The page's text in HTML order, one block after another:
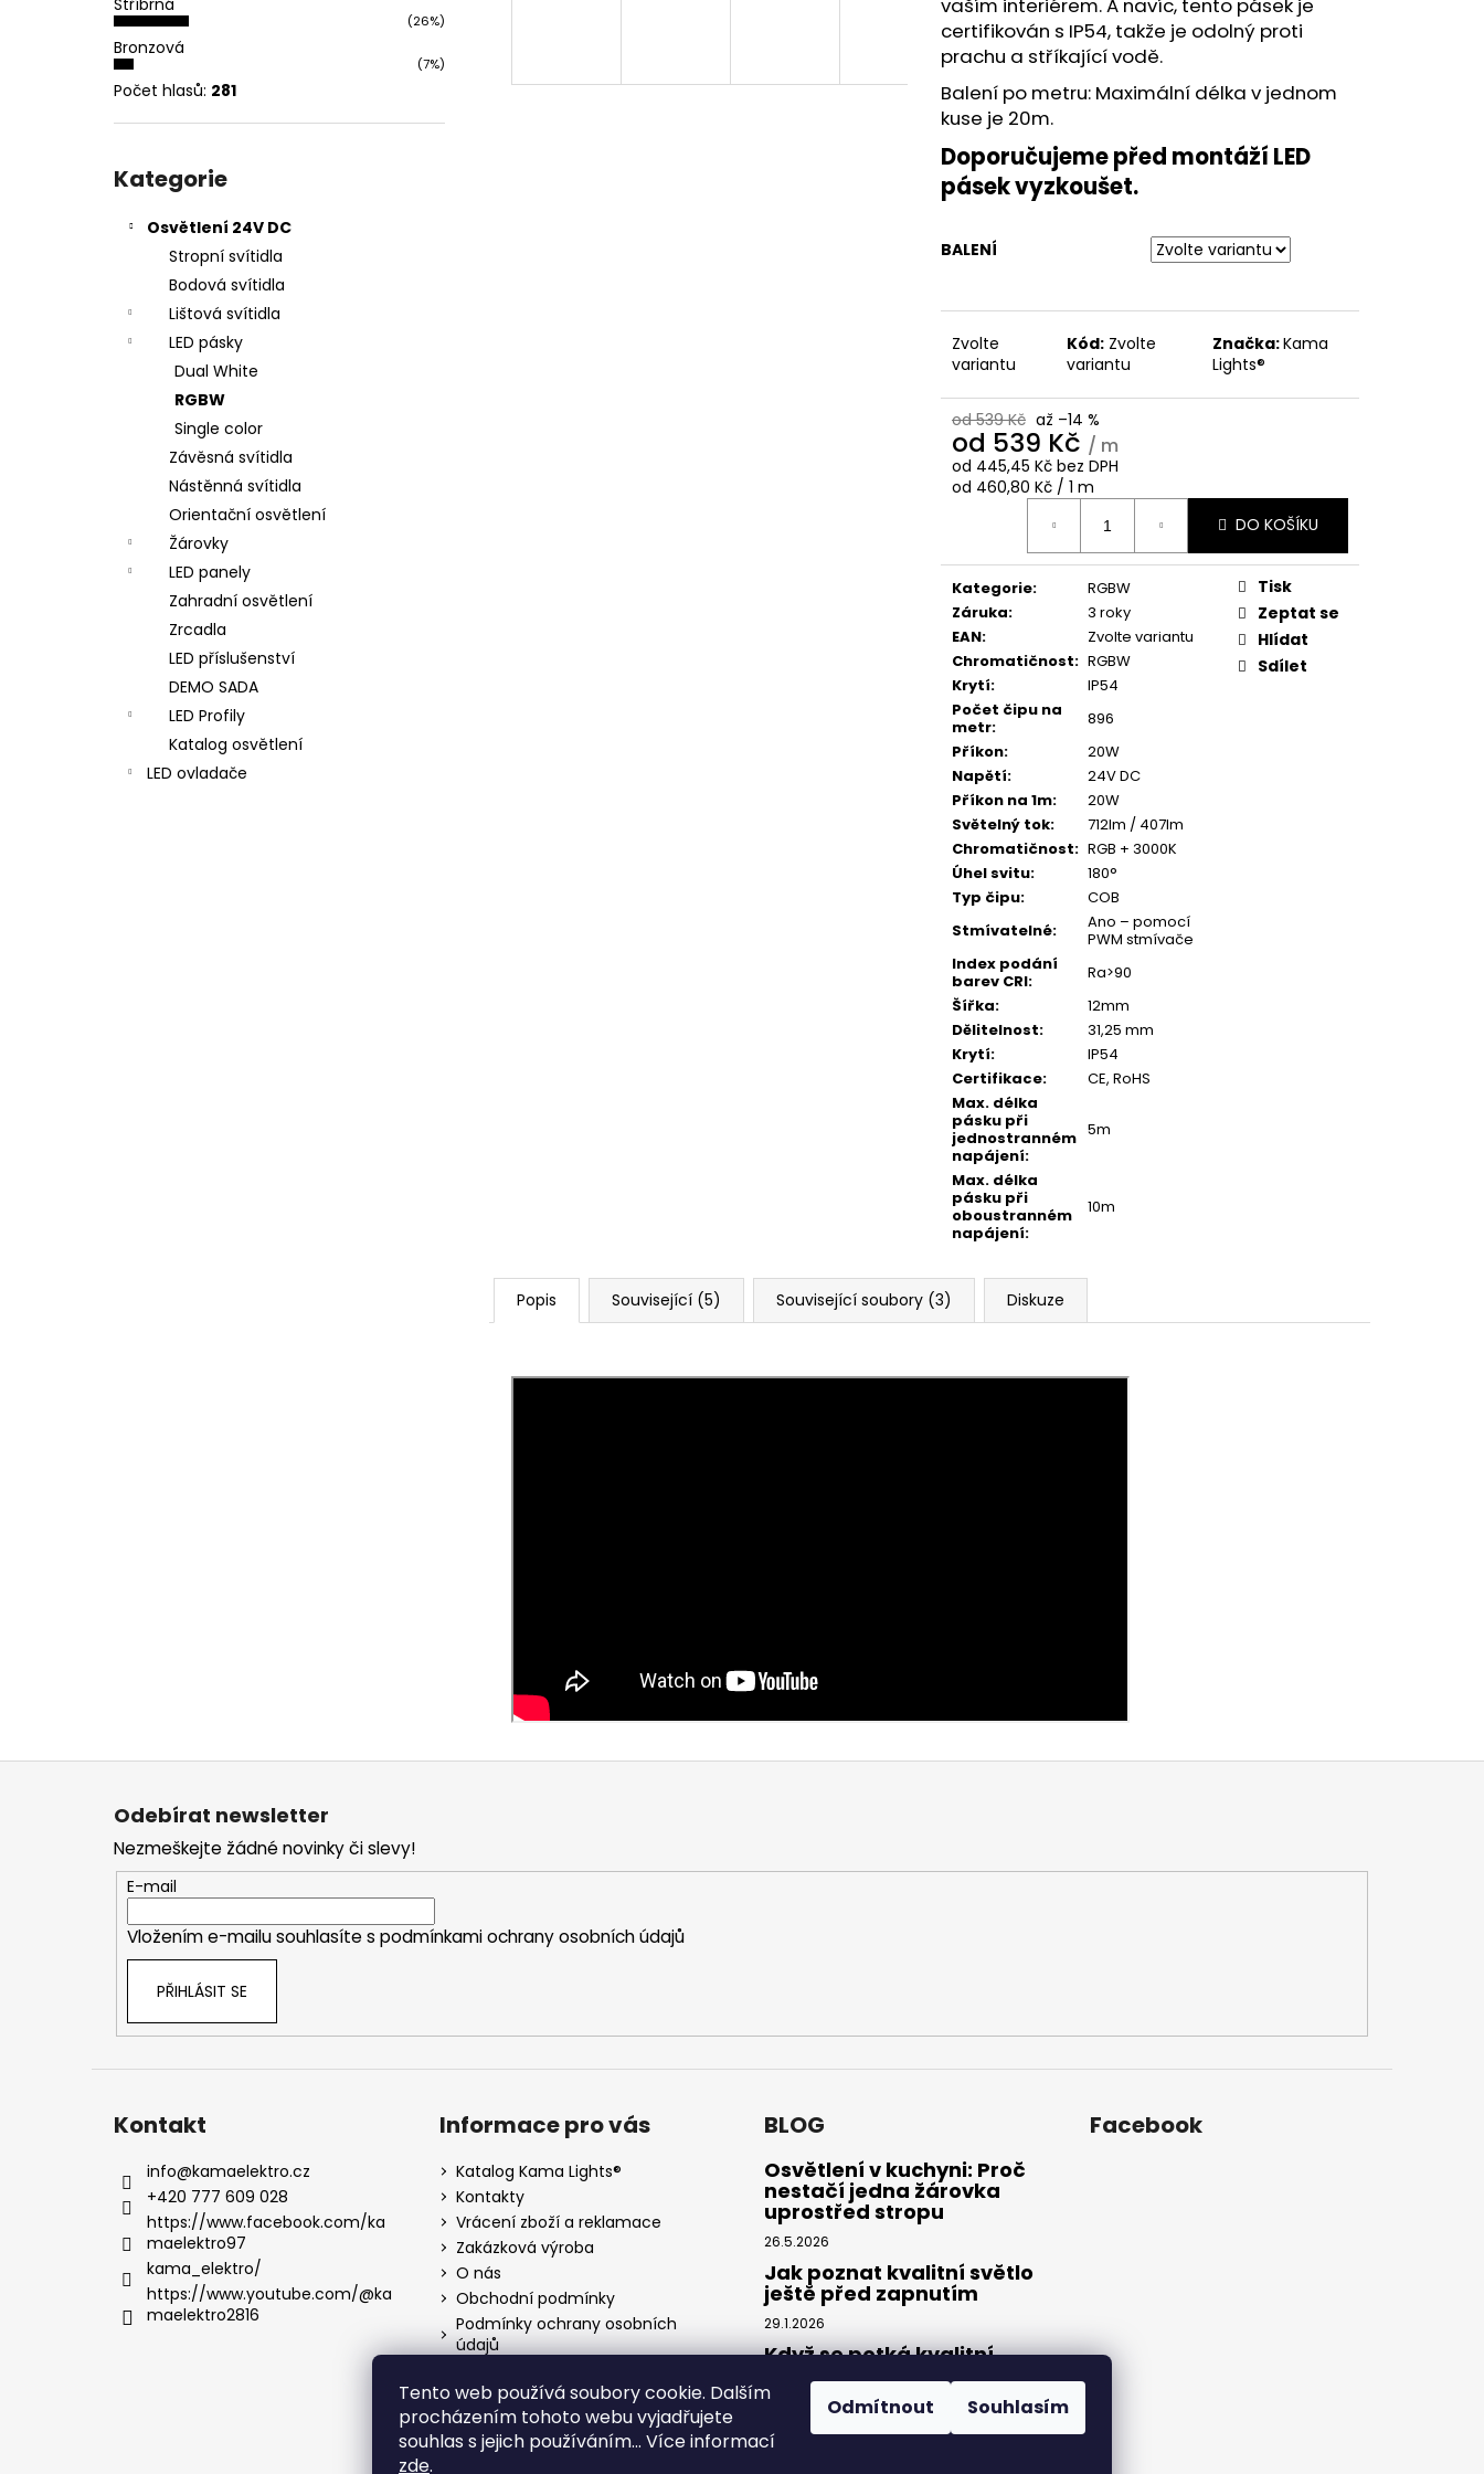
Tento web používá soubory cookie. Dalším
procházením tohoto webu vyjadřujete
souhlas s jejich používáním... Více informací
zde.
Odmítnout Souhlasím
Stříbrná
(26%)
Bronzová
(7%)
Počet hlasů: 281
kategorie
Kategorie
Osvětlení 24V DC
Stropní svítidla
Bodová svítidla
Lištová svítidla
LED pásky
Dual White
RGBW
Single color
Závěsná svítidla
Nástěnná svítidla
Orientační osvětlení
Žárovky
LED panely
Zahradní osvětlení
Zrcadla
LED příslušenství
DEMO SADA
LED Profily
Katalog osvětlení
LED ovladače
certifikován s IP54, takže je odolný proti
prachu a stříkající vodě.
Balení po metru: Maximální délka v jednom
kuse je 20m.
Doporučujeme před montáží LED
pásek vyzkoušet.
BALENÍ
Zvolte
variantu
Kód: Zvolte
variantu
Značka:Kama
Lights®
od 539 Kč až –14 %
od 539 Kč / m
od 445,45 Kč bez DPH
Měrná
od 460,80 Kč / 1 m
DO KOŠÍKU
Kategorie:
RGBW
Záruka:
3 roky
EAN:
Zvolte variantu
Chromatičnost: RGBW
Krytí:
IP54
Počet čipu na
metr:
896
Příkon:
20W
Napětí:
24V DC
Příkon na 1m:
20W
Světelný tok:
712lm / 407lm
Chromatičnost: RGB + 3000K
Úhel svitu:
180°
Typ čipu:
COB
Stmívatelné:
Ano – pomocí
PWM stmívače
Index podání
barev CRI:
Ra>90
Šířka:
12mm
Dělitelnost:
31,25 mm
Krytí:
IP54
Certifikace:
CE, RoHS
Max. délka
pásku při
jednostranném
napájení:
5m
Max. délka
pásku při
oboustranném
napájení:
10m
Tisk
Zeptat se
Hlídat
Sdílet
Popis Související (5) Související soubory (3) Diskuze
Z
Odebírat newsletter
Nezmeškejte žádné novinky či slevy!
E-mail
Vložením e-mailu souhlasíte s podmínkami ochrany osobních údajů
PŘIHLÁSIT SE
Kontakt
info@kamaelektro.cz
+420 777 609 028
https://www.facebook.com/ka
maelektro97
kama_elektro/
https://www.youtube.com/@ka
maelektro2816
Informace pro vás
Katalog Kama Lights®
Kontakty
Vrácení zboží a reklamace
Zakázková výroba
O nás
Obchodní podmínky
Podmínky ochrany osobních
údajů
BLOG
Osvětlení v kuchyni: Proč
nestačí jedna žárovka
uprostřed stropu
26.5.2026
Jak poznat kvalitní světlo
ještě před zapnutím
29.1.2026
Když se potká kvalitní
návrh a precizní světlo:
Spolupráce Kama Lights®
× Feel Design
13.1.2026
Facebook